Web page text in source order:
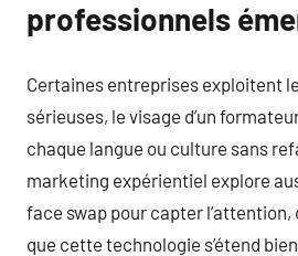
professionnels
Certaines entreprises exploitent
sérieuses, le visage d’un
chaque langue ou culture sans
marketing expérientiel explore
face swap pour capter
que cette technologie s’étend